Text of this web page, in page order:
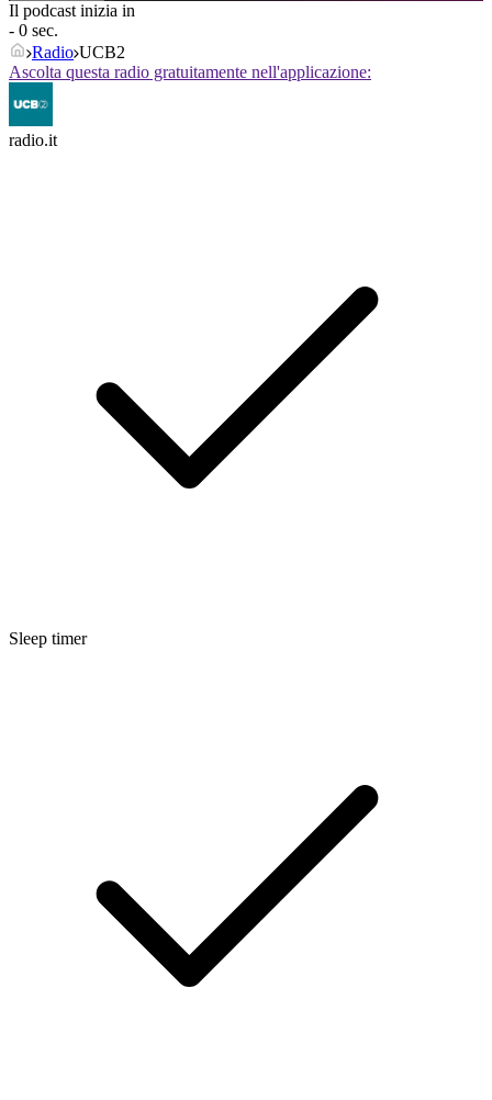
Il podcast inizia in
- 0 sec.
Radio UCB2
Ascolta questa radio gratuitamente nell'applicazione:
radio.it
Sleep timer